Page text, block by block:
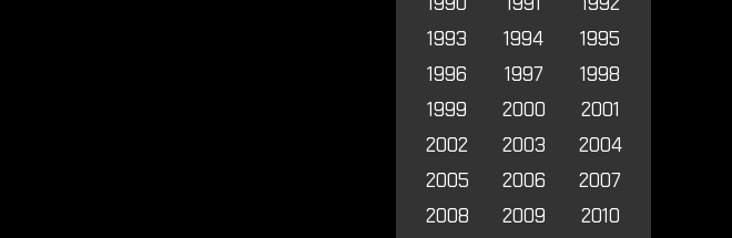
1993
1994
1995
1996
1997
1998
1999
2000
2001
2002
2003
2004
2005
2006
2007
2008
2009
2010